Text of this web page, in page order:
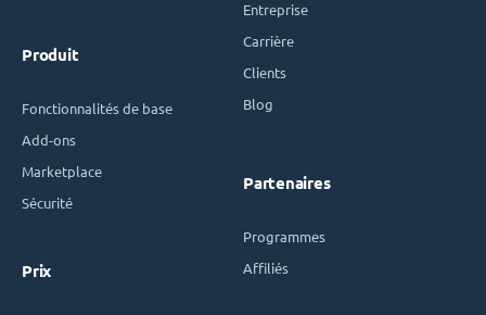
Produit
Fonctionnalités de base
Add-ons
Marketplace
Sécurité
Prix
Entreprise
Carrière
Clients
Blog
Partenaires
Programmes
Affiliés